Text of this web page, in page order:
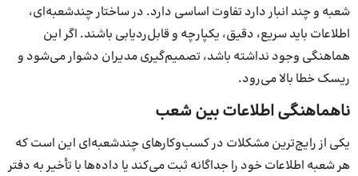
شعبه و چند انبار دارد تفاوت اساسی دارد. در ساختار چندشعبه‌ای،
اطلاعات باید سریع، دقیق، یکپارچه و قابل‌ردیابی باشند. اگر این
هماهنگی وجود نداشته باشد، تصمیم‌گیری مدیران دشوار می‌شود و
ریسک خطا بالا می‌رود.
ناهماهنگی اطلاعات بین شعب
یکی از رایج‌ترین مشکلات در کسب‌وکارهای چندشعبه‌ای این است که
هر شعبه اطلاعات خود را جداگانه ثبت می‌کند یا داده‌ها با تأخیر به دفتر